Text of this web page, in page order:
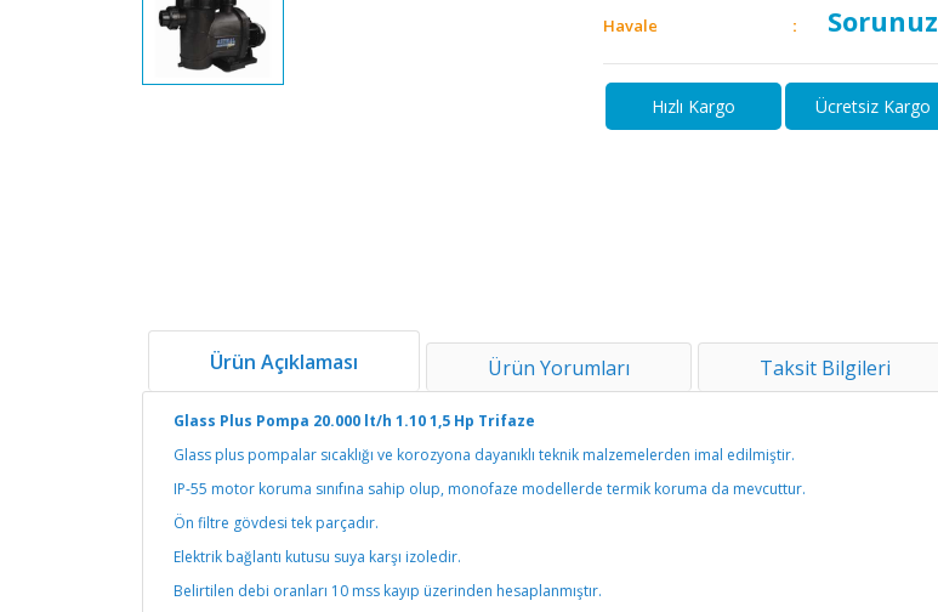
Havale Sorunuz
Hızlı Kargo Ücretsiz Kargo
Ürün Açıklaması Ürün Yorumları Taksit Bilgileri
Glass Plus Pompa 20.000 lt/h 1.10 1,5 Hp Trifaze
Glass plus pompalar sıcaklığı ve korozyona dayanıklı teknik malzemelerden imal edilmiştir.
IP-55 motor koruma sınıfına sahip olup, monofaze modellerde termik koruma da mevcuttur.
Ön filtre gövdesi tek parçadır.
Elektrik bağlantı kutusu suya karşı izoledir.
Belirtilen debi oranları 10 mss kayıp üzerinden hesaplanmıştır.